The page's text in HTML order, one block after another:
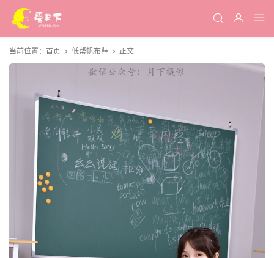
当前位置： 首页 低帮帆布鞋 正文